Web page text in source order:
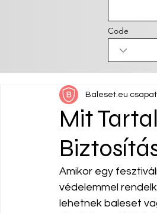
Code
Mit
Baleset.eu csapat
Amikor egy
védelemmel
lehetnek baleset